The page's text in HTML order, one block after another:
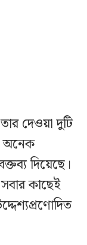
দেওয়া দুটি
অনেক
দিয়েছে।
কাছেই